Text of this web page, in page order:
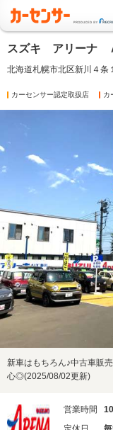
スズキ アリーナ
北海道札幌市北区新川４条
カーセンサー認定取扱店 カ
新車はもちろん♪中古車販
心◎(2025/08/02更新)
営業時間